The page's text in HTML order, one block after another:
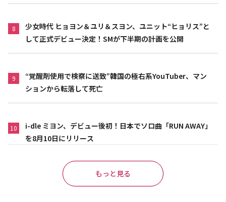
8
少女時代 ヒョヨン＆ユリ＆スヨン、ユニット“ヒョリス”と
して正式デビュー決定！SMが下半期の計画を公開
9
“覚醒剤使用で検察に送致”韓国の極右系YouTuber、マン
ションから転落して死亡
10
i-dle ミヨン、デビュー後初！日本でソロ曲「RUN AWAY」
を8月10日にリリース
もっと見る